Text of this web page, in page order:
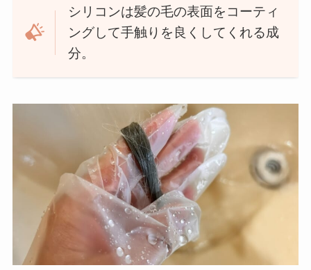
シリコンは髪の毛の表面をコーティ
ングして手触りを良くしてくれる成
分。